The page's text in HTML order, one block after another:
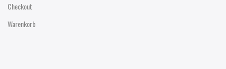
Checkout
Warenkorb